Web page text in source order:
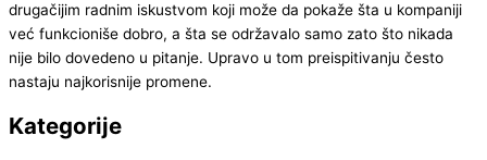
drugačijim radnim iskustvom koji može da pokaže šta u kompaniji
već funkcioniše dobro, a šta se održavalo samo zato što nikada
nije bilo dovedeno u pitanje. Upravo u tom preispitivanju često
nastaju najkorisnije promene.
Kategorije